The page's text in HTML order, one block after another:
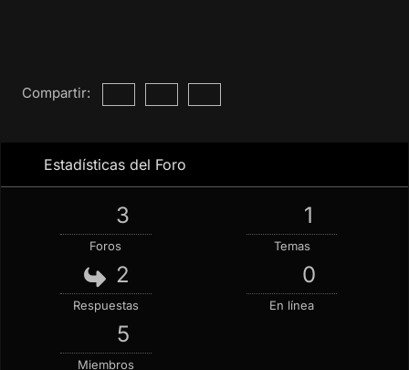
Compartir:
Estadísticas del Foro
3
Foros
1
Temas
2
Respuestas
0
En línea
5
Miembros